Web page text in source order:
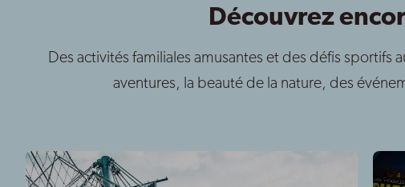
Découvrez
Des activités familiales amusantes et des défis
aventures, la beauté de la nature, des